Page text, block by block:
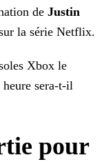
de Justin
la série Netflix.
Xbox le
sera-t-il
pour